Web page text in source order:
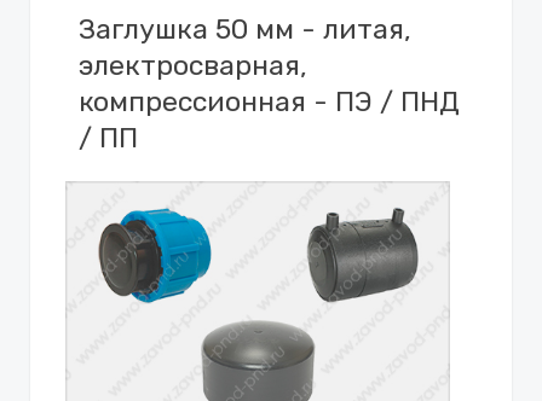
Заглушка 50 мм - литая,
электросварная,
компрессионная - ПЭ / ПНД
/ ПП